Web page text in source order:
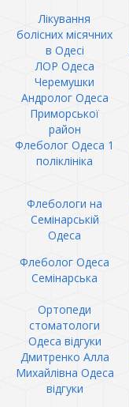
Лікування
болісних місячних
в Одесі
ЛОР Одеса
Черемушки
Андролог Одеса
Приморської
район
Флеболог Одеса 1
поліклініка
Флебологи на
Семінарській
Одеса
Флеболог Одеса
Семінарська
Ортопеди
стоматологи
Одеса відгуки
Дмитренко Алла
Михайлівна Одеса
відгуки